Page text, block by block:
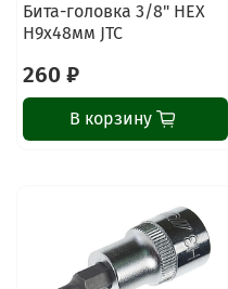
Бита-головка 3/8" HEX
H9х48мм JTC
260 ₽
В корзину
ChatApp
online